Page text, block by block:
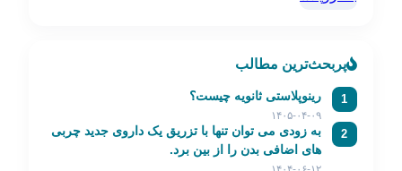
پربحث‌ترین مطالب
1 رینوپلاستی ثانویه چیست؟
۱۴۰۵-۰۴-۰۹
2
به زودی می توان تنها با تزریق یک داروی جدید چربی
های اضافی بدن را از بین برد.